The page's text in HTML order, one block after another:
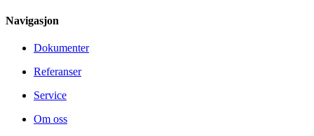
Navigasjon
Dokumenter
Referanser
Service
Om oss